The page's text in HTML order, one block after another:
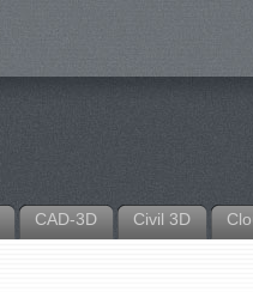
CAD-3D Civil 3D